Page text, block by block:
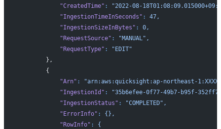
            "CreatedTime"
:
"2022-08-
            "IngestionTimeInSeconds"
:
47,
            "IngestionSizeInBytes"
:
0,
            "RequestSource"
:
"MANUAL",
            "RequestType"
:
"EDIT"
        },
        {
            "Arn"
:
"arn:aws:quicksight:ap-northeast-
            "IngestionId"
:
"35b6efee-0f77-49b7-b95f-
            "IngestionStatus"
:
"COMPLETED",
            "ErrorInfo"
:
{},
            "RowInfo"
:
{